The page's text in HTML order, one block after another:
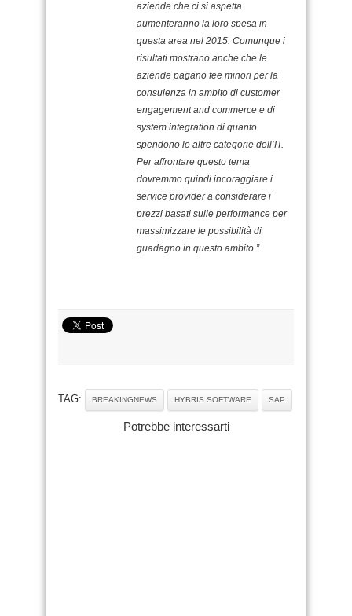
aziende che ci si aspetta
aumenteranno la loro spesa in
questa area nel 2015. Comunque i
risultati mostrano anche che le
aziende pagano fee minori per la
consulenza in ambito di customer
engagement and commerce e di
system integration di quanto
spendono le altre categorie dell’IT.
Per affrontare questo tema
dovremmo quindi incoraggiare i
service provider a considerare i
prezzi basati sulle performance per
massimizzare le possibilità di
guadagno in questo ambito.”
TAG: BREAKINGNEWS HYBRIS SOFTWARE SAP
Potrebbe interessarti